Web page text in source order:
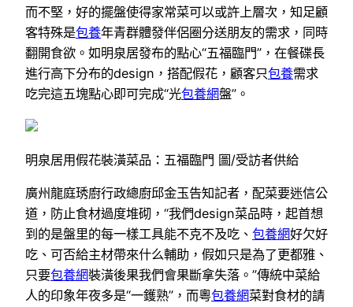
而不堅，好的擺盤使得家常菜可以或許上層次，知足顧
客特殊是包養年青群體發伴侶圈分送朋友的需求，同時
翻開食欲。如明泉居發布的點心“五福臨門”，在餐碟長
進行高下分布的design，搭配假花，顧客只包養需求
吃完這五塊點心即可完成“光包養網盤”。
明泉居用假花裝潢菜品：五福臨門 圖/受訪者供給
廣州龍庭琇廚行政總廚邱金玉告知記者，配菜要迷信公
道，防止食材過度堆砌，“我們design菜品時，起首想
到的是盤里的每一樣工具能不克不及吃、 包養網好欠好
吃、可否給主材帶來什么輔助，假如只是為了更都雅、
只要包養網裝潢後果我們會果斷拿失落。”傳統中菜給
人的印象年夜多是“一鑊熟”，而粵包養網菜對食材的請